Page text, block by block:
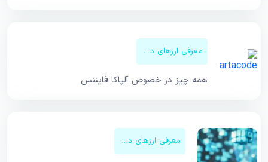
معرفی ارزهای دیجیتال
همه چیز در خصوص آلپاکا فایننس
معرفی ارزهای دیجیتال